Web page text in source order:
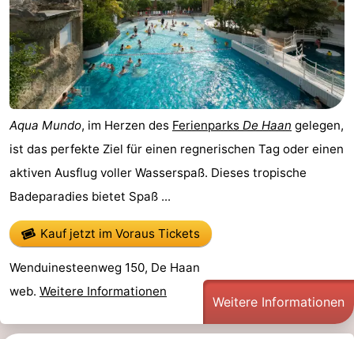
Reiten
Golfplatze
-
Surfen
Essen
und
trinken
Veranstaltungen
Praktisch
Forum
Route
-
Aqua Mundo, im Herzen des Ferienparks De Haan gelegen,
ist das perfekte Ziel für einen regnerischen Tag oder einen
aktiven Ausflug voller Wasserspaß. Dieses tropische
Badeparadies bietet Spaß ...
Kauf jetzt im Voraus Tickets
Wenduinesteenweg 150, De Haan
web. Weitere Informationen
Weitere Informationen